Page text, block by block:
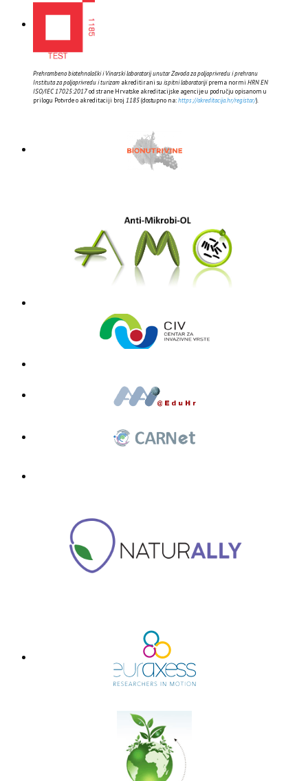
Prehrambeno biotehnološki i Vinarski laboratorij unutar Zavoda za poljoprivredu i prehranu
Instituta za poljoprivredu i turizam akreditirani su ispitni laboratorijiprema normi HRN EN
ISO/IEC 17025:2017od strane Hrvatske akreditacijske agencije u području opisanom u
prilogu Potvrde o akreditaciji broj 1185(dostupno na:https://akreditacija.hr/registar/).